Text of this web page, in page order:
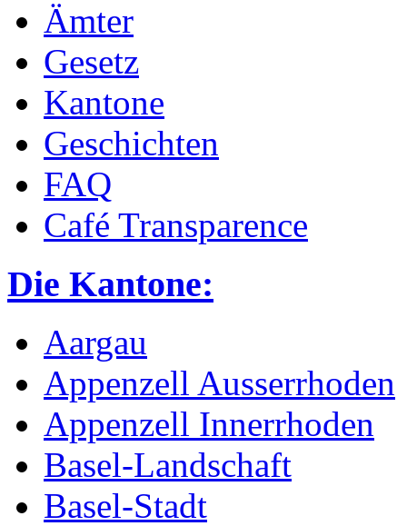
Ämter
Gesetz
Kantone
Geschichten
FAQ
Café Transparence
Die Kantone:
Aargau
Appenzell Ausserrhoden
Appenzell Innerrhoden
Basel-Landschaft
Basel-Stadt